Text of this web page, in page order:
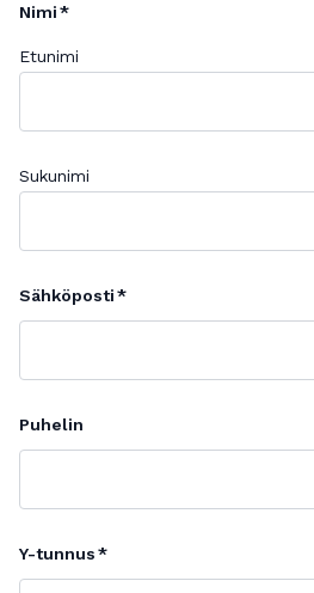
Nimi
Etunimi
Sukunimi
Sähköposti
Puhelin
Y-tunnus